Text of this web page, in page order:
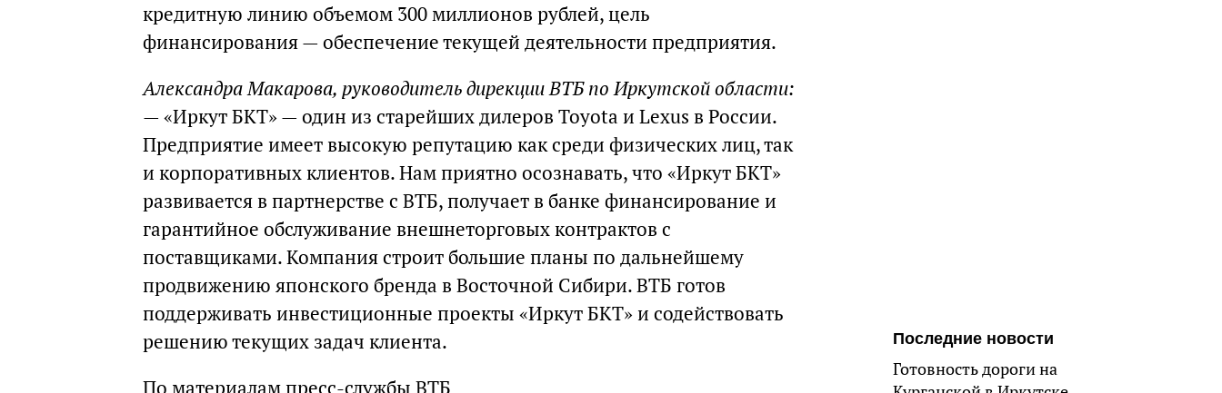
кредитную линию объемом 300 миллионов рублей, цель
финансирования — обеспечение текущей деятельности предприятия.
Александра Макарова, руководитель дирекции ВТБ по Иркутской области:
— «Иркут БКТ» — один из старейших дилеров Toyota и Lexus в России.
Предприятие имеет высокую репутацию как среди физических лиц, так
и корпоративных клиентов. Нам приятно осознавать, что «Иркут БКТ»
развивается в партнерстве с ВТБ, получает в банке финансирование и
гарантийное обслуживание внешнеторговых контрактов с
поставщиками. Компания строит большие планы по дальнейшему
продвижению японского бренда в Восточной Сибири. ВТБ готов
поддерживать инвестиционные проекты «Иркут БКТ» и содействовать
решению текущих задач клиента.
По материалам пресс-службы ВТБ
Последние новости
Готовность дороги на